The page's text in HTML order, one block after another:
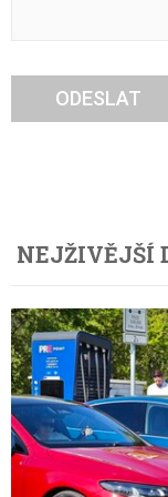
ODESLAT
NEJŽIVĚJŠÍ